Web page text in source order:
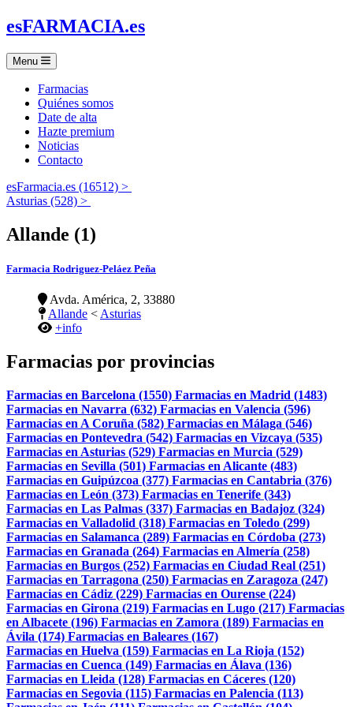
esFARMACIA.es
Menu
Farmacias
Quiénes somos
Date de alta
Hazte premium
Noticias
Contacto
esFarmacia.es (16512) >
Asturias (528) >
Allande (1)
Farmacia Rodriguez-Peláez Peña
Avda. América, 2, 33880
Allande < Asturias
+info
Farmacias por provincias
Farmacias en Barcelona (1550) Farmacias en Madrid (1483)
Farmacias en Navarra (632) Farmacias en Valencia (596)
Farmacias en A Coruña (582) Farmacias en Málaga (546)
Farmacias en Pontevedra (542) Farmacias en Vizcaya (535)
Farmacias en Asturias (529) Farmacias en Murcia (529)
Farmacias en Sevilla (501) Farmacias en Alicante (483)
Farmacias en Guipúzcoa (377) Farmacias en Cantabria (376)
Farmacias en León (373) Farmacias en Tenerife (343)
Farmacias en Las Palmas (337) Farmacias en Badajoz (324)
Farmacias en Valladolid (318) Farmacias en Toledo (299)
Farmacias en Salamanca (289) Farmacias en Córdoba (273)
Farmacias en Granada (264) Farmacias en Almería (258)
Farmacias en Burgos (252) Farmacias en Ciudad Real (251)
Farmacias en Tarragona (250) Farmacias en Zaragoza (247)
Farmacias en Cádiz (229) Farmacias en Ourense (224)
Farmacias en Girona (219) Farmacias en Lugo (217) Farmacias
en Albacete (196) Farmacias en Zamora (189) Farmacias en
Ávila (174) Farmacias en Baleares (167)
Farmacias en Huelva (159) Farmacias en La Rioja (152)
Farmacias en Cuenca (149) Farmacias en Álava (136)
Farmacias en Lleida (128) Farmacias en Cáceres (120)
Farmacias en Segovia (115) Farmacias en Palencia (113)